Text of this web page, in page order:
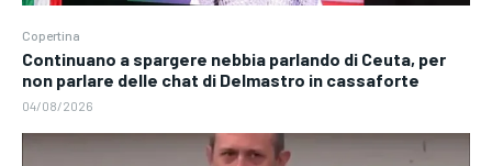
Copertina
Continuano a spargere nebbia parlando di Ceuta, per
non parlare delle chat di Delmastro in cassaforte
04/08/2026